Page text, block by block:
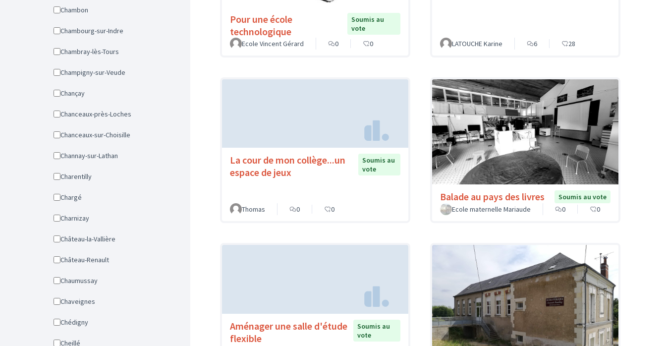
Chambon
Chambourg-sur-Indre
Chambray-lès-Tours
Champigny-sur-Veude
Chançay
Chanceaux-près-Loches
Chanceaux-sur-Choisille
Channay-sur-Lathan
Charentilly
Chargé
Charnizay
Château-la-Vallière
Château-Renault
Chaumussay
Chaveignes
Chédigny
Cheillé
Pour une école
technologique
Soumis au
vote
Ecole Vincent Gérard
0 0 LATOUCHE Karine 6 28
La cour de mon collège...un
espace de jeux
Soumis au
vote
Thomas 0 0
Balade au pays des livres
Soumis au vote
Ecole maternelle Mariaude
0 0
Aménager une salle d'étude
flexible
Soumis au
vote